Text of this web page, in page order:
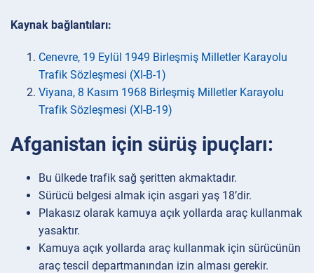
Kaynak bağlantıları:
Cenevre, 19 Eylül 1949 Birleşmiş Milletler Karayolu
Trafik Sözleşmesi (XI-B-1)
Viyana, 8 Kasım 1968 Birleşmiş Milletler Karayolu
Trafik Sözleşmesi (XI-B-19)
Afganistan için sürüş ipuçları:
Bu ülkede trafik sağ şeritten akmaktadır.
Sürücü belgesi almak için asgari yaş 18’dir.
Plakasız olarak kamuya açık yollarda araç kullanmak
yasaktır.
Kamuya açık yollarda araç kullanmak için sürücünün
araç tescil departmanından izin alması gerekir.